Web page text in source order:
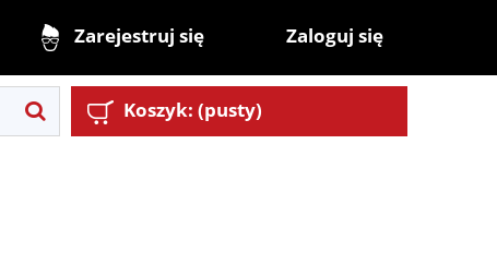
Zarejestruj się Zaloguj się
Koszyk: (pusty)